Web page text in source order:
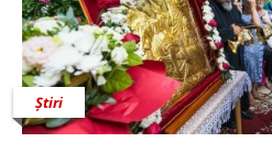
Știri